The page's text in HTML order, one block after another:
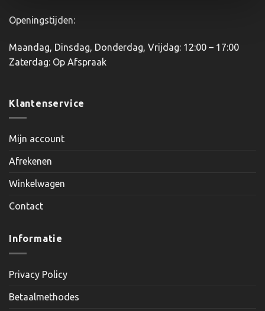
Openingstijden:
Maandag, Dinsdag, Donderdag, Vrijdag: 12:00 – 17:00
Zaterdag: Op Afspraak
Klantenservice
Mijn account
Afrekenen
Winkelwagen
Contact
Informatie
Privacy Policy
Betaalmethodes